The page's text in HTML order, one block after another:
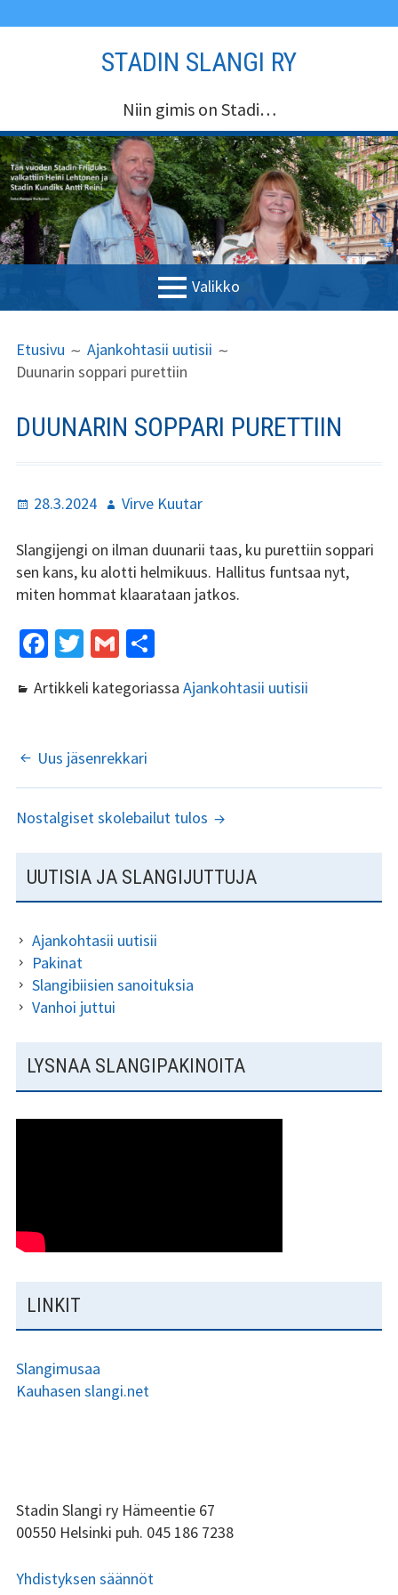
STADIN SLANGI RY
Niin gimis on Stadi…
Valikko
VALIKKO
Stadin Slangi ry
Stadin Slangi ry:n säännöt
Jäsenyys
Toiminta
Mediakortti
Tsilari 2021
Tsilari 2019
Tsilari 2018
Tsilari 2016
Tsilari 2015
Tsilari 2014
Tsilari 2012
Kundi ja Friidu 2015
Kundi ja Friidu 2016
Kundi ja Friidu 2017
Kundi ja Friidu 2018
Stadin Slangi tv
Etusivu
Ajankohtasii uutisii
Duunarin soppari purettiin
DUUNARIN SOPPARI PURETTIIN
Julkaistu
28.3.2024 Kirjoittaja
Virve Kuutar
Slangijengi on ilman duunarii taas, ku purettiin soppari
sen kans, ku alotti helmikuus. Hallitus funtsaa nyt,
miten hommat klaarataan jatkos.
Fa
ce
b
o
k
T
wi
tt
G
ai
S
ar
Artikkeli kategoriassa Ajankohtasii uutisii
ARTIKKELIEN
SELAUS
Uus jäsenrekkari
Nostalgiset skolebailut tulos
SIVUPALKKI
UUTISIA JA SLANGIJUTTUJA
Ajankohtasii uutisii
Pakinat
Slangibiisien sanoituksia
Vanhoi juttui
LYSNAA SLANGIPAKINOITA
LINKIT
Slangimusaa
Kauhasen slangi.net
ALAPALKIN
SIVUPALKKI
Stadin Slangi ry Hämeentie 67
00550 Helsinki puh. 045 186 7238
Yhdistyksen säännöt